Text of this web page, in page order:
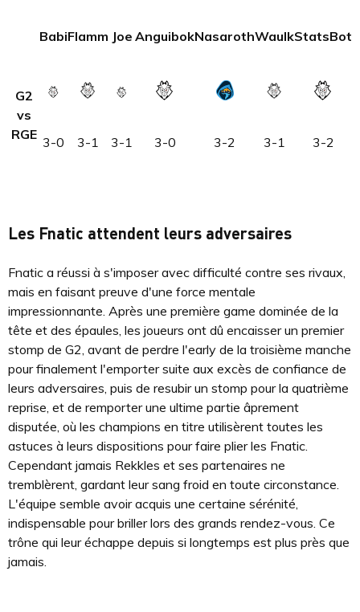
BabiFlamm Joe AnguibokNasarothWaulkStatsBot
G2
vs
RGE 3-0 3-1 3-1 3-0 3-2 3-1 3-2
Les Fnatic attendent leurs adversaires
Fnatic a réussi à s'imposer avec difficulté contre ses rivaux,
mais en faisant preuve d'une force mentale
impressionnante. Après une première game dominée de la
tête et des épaules, les joueurs ont dû encaisser un premier
stomp de G2, avant de perdre l'early de la troisième manche
pour finalement l'emporter suite aux excès de confiance de
leurs adversaires, puis de resubir un stomp pour la quatrième
reprise, et de remporter une ultime partie âprement
disputée, où les champions en titre utilisèrent toutes les
astuces à leurs dispositions pour faire plier les Fnatic.
Cependant jamais Rekkles et ses partenaires ne
tremblèrent, gardant leur sang froid en toute circonstance.
L'équipe semble avoir acquis une certaine sérénité,
indispensable pour briller lors des grands rendez-vous. Ce
trône qui leur échappe depuis si longtemps est plus près que
jamais.